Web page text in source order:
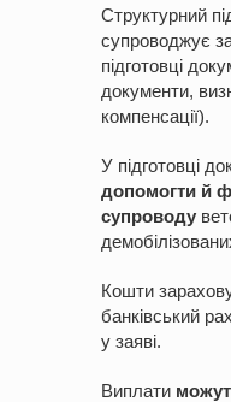
Структурний
супроводжує
підготовці
документи,
компенсації).
У підготовці
допомогти й
супроводу
Кошти
банківський
у заяві.
Виплати